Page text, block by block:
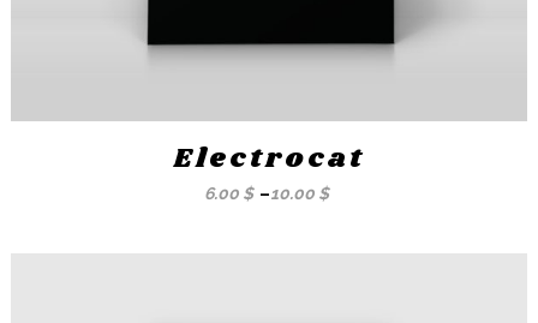
Electrocat
6.00 $ –10.00 $